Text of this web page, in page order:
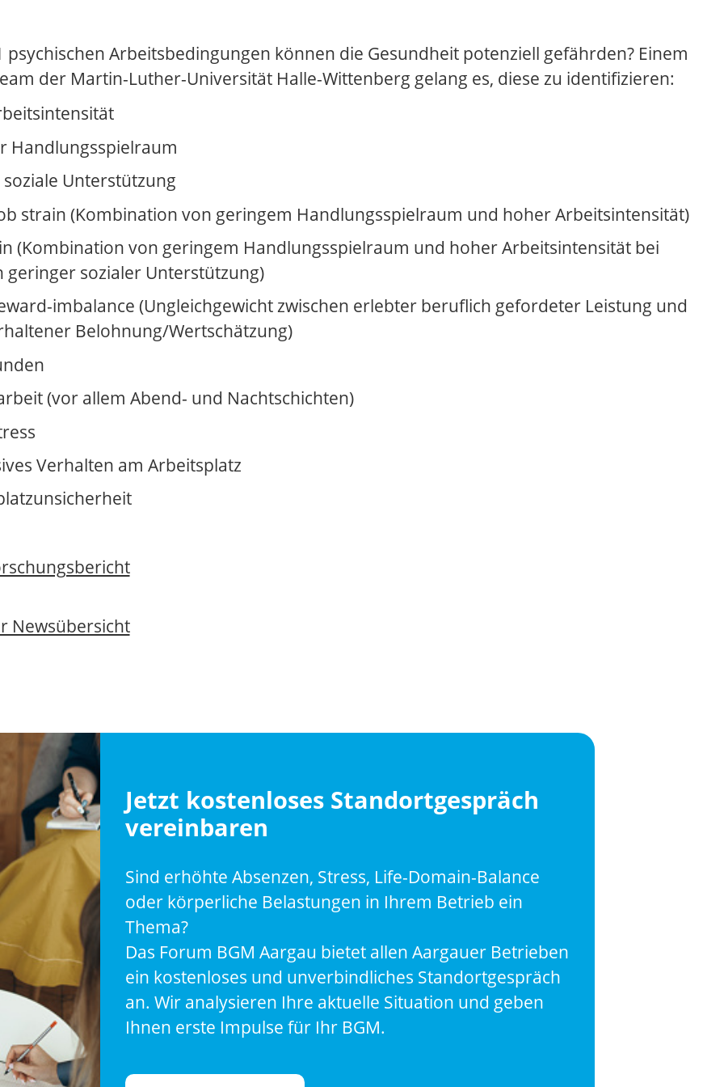
psychischen Arbeitsbedingungen können die Gesundheit potenziell gefährden? Einem
der Martin-Luther-Universität Halle-Wittenberg gelang es, diese zu identifizieren:
Handlungsspielraum
soziale Unterstützung
strain (Kombination von geringem Handlungsspielraum und hoher Arbeitsintensität)
(Kombination von geringem Handlungsspielraum und hoher Arbeitsintensität bei
geringer sozialer Unterstützung)
imbalance (Ungleichgewicht zwischen erlebter beruflich gefordeter Leistung und
Belohnung/Wertschätzung)
(vor allem Abend- und Nachtschichten)
Verhalten am Arbeitsplatz
Newsübersicht
Jetzt kostenloses Standortgespräch
vereinbaren
Sind erhöhte Absenzen, Stress, Life-Domain-Balance
oder körperliche Belastungen in Ihrem Betrieb ein
Thema?
Das Forum BGM Aargau bietet allen Aargauer Betrieben
ein kostenloses und unverbindliches Standortgespräch
an. Wir analysieren Ihre aktuelle Situation und geben
Ihnen erste Impulse für Ihr BGM.
Tabakprävention
Teamentwicklung
Vereinbarkeit von Beruf und Familie
Wechseljahre